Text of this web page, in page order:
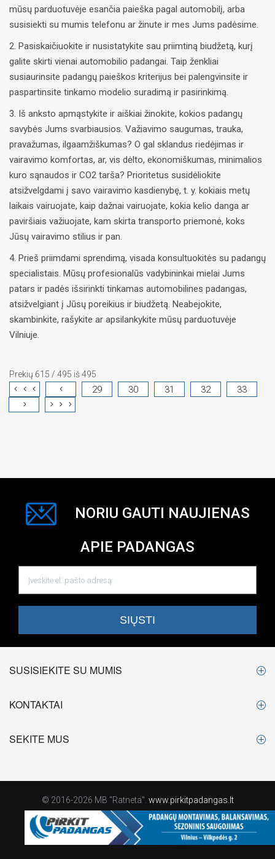
mūsų parduotuvėje esančia paieška pagal automobilį, arba
susisiekti su mumis telefonu ar žinute ir mes Jums padėsime.
2. Pasiskaičiuokite ir nusistatykite sau priimtiną biudžetą, kurį
galite skirti vienai automobilio padangai. Taip ženkliai
susiaurinsite padangų paieškos kriterijus bei palengvinsite ir
paspartinsite tinkamo modelio suradimą ir pasirinkimą.
3. Iš anksto apmąstykite ir aiškiai žinokite, kokios padangų
savybės Jums svarbiausios. Važiavimo saugumas, trauka,
pravažumas, ilgaamžiškumas? O gal sklandus riedėjimas ir
vairavimo komfortas, ar, vis dėlto, ekonomiškumas, minimalios
kuro sąnaudos ir CO2 tarša? Prioritetus susidėliokite
atsižvelgdami į savo vairavimo kasdienybę, t. y. kokiais metų
laikais vairuojate, kaip dažnai vairuojate, kokia kelio danga ar
paviršiais važiuojate, kam skirta transporto priemonė, koks
Jūsų vairavimo stilius ir pan.
4. Prieš priimdami sprendimą, visada konsultuokitės su padangų
specialistais. Mūsų profesionalūs vadybininkai mielai Jums
patars ir padės išsirinkti tinkamas automobilines padangas,
atsižvelgiant į Jūsų poreikius ir biudžetą. Neabejokite,
skambinkite, rašykite ar apsilankykite mūsų parduotuvėje
Vilniuje.
Prekių 615 / 495 iš 495
29 30 31 32 33
NORIU GAUTI NAUJIENAS
APIE PADANGAS
SUSISIEKITE SU MUMIS
KONTAKTAI
SEKITE MUS
© 2016-2026 MB "Ratneta". www.pirkitpadangas.lt